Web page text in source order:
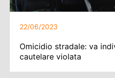
22/06/2023
Omicidio stradale: va
cautelare violata